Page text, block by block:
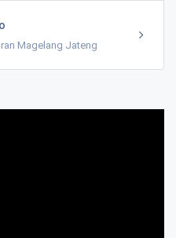
Magelang Jateng